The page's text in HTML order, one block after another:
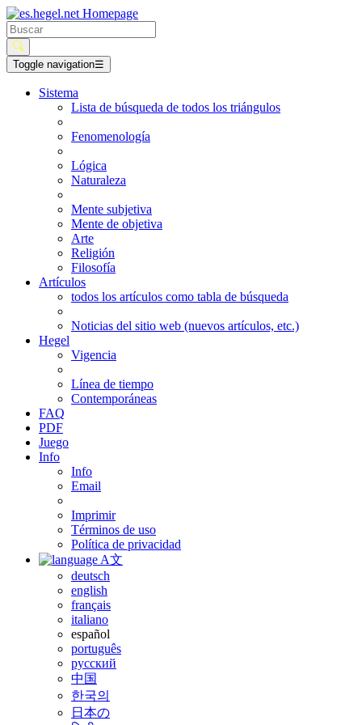
Toggle navigation☰
Sistema
Lista de búsqueda de todos los triángulos
Fenomenología
Lógica
Naturaleza
Mente subjetiva
Mente de objetiva
Arte
Religión
Filosofía
Artículos
todos los artículos como tabla de búsqueda
Noticias del sitio web (nuevos artículos, etc.)
Hegel
Vigencia
Línea de tiempo
Contemporáneas
FAQ
PDF
Juego
Info
Info
Email
Imprimir
Términos de uso
Política de privacidad
A文
deutsch
english
français
italiano
español
português
русский
中国
한국의
日本の